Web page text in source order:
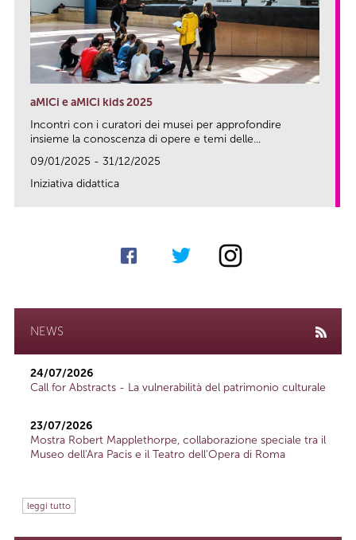
aMICi e aMICi kids 2025
Incontri con i curatori dei musei per approfondire
insieme la conoscenza di opere e temi delle...
09/01/2025 - 31/12/2025
Iniziativa didattica
NEWS
24/07/2026
Call for Abstracts - La vulnerabilità del patrimonio culturale
23/07/2026
Mostra Robert Mapplethorpe, collaborazione speciale tra il
Museo dell'Ara Pacis e il Teatro dell'Opera di Roma
leggi tutto